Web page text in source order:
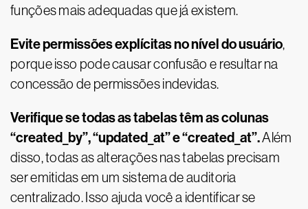
funções mais adequadas que já existem.
Evite permissões explícitas no nível do usuário,
porque isso pode causar confusão e resultar na
concessão de permissões indevidas.
Verifique se todas as tabelas têm as colunas
“created_by”, “updated_at” e “created_at”.Além
disso, todas as alterações nas tabelas precisam
ser emitidas em um sistema de auditoria
centralizado. Isso ajuda você a identificar se